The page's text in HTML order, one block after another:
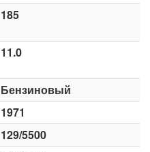
185
11.0
Бензиновый
1971
129/5500